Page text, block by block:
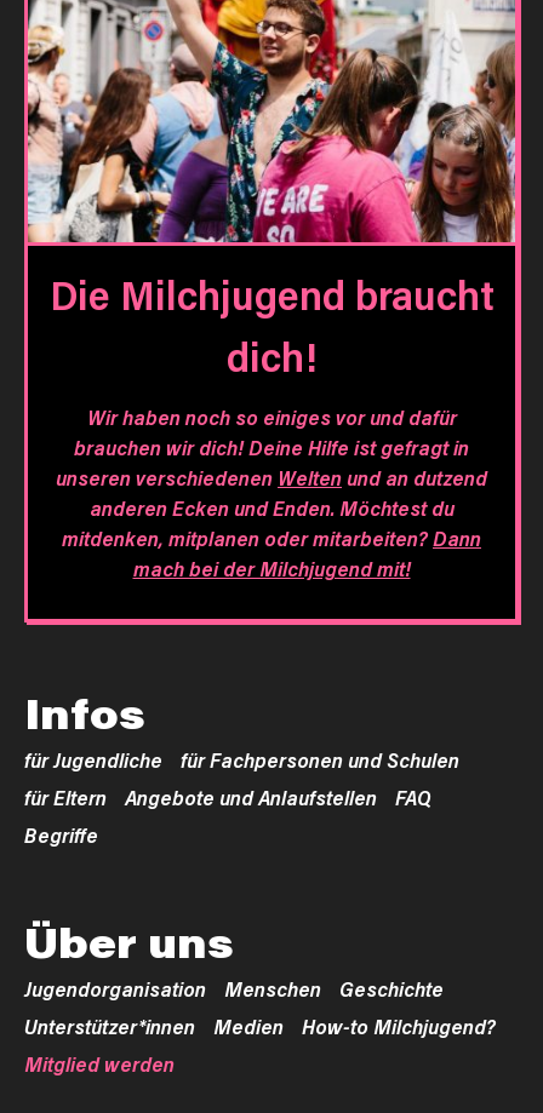
Die Milchjugend braucht
dich!
Wir haben noch so einiges vor und dafür
brauchen wir dich! Deine Hilfe ist gefragt in
unseren verschiedenen Weltenund an dutzend
anderen Ecken und Enden. Möchtest du
mitdenken, mitplanen oder mitarbeiten?Dann
mach bei der Milchjugend mit!
Infos
für Jugendliche
für Fachpersonen und Schulen
für Eltern
Angebote und Anlaufstellen
FAQ
Begriffe
Über uns
Jugendorganisation Menschen
Geschichte
Unterstützer*innen
Medien
How-to Milchjugend?
Mitglied werden